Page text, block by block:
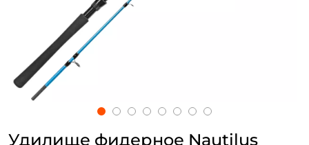
Удилище фидерное Nautilus